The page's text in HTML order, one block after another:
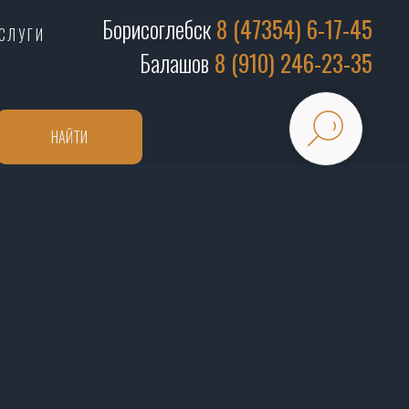
Борисоглебск8 (47354) 6-17-45
Балашов 8 (910) 246-23-35
НАЙТИ